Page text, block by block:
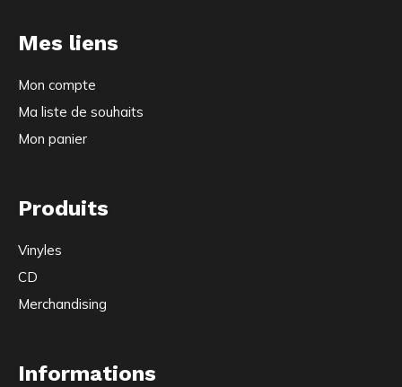
Mes liens
Mon compte
Ma liste de souhaits
Mon panier
Produits
Vinyles
CD
Merchandising
Informations